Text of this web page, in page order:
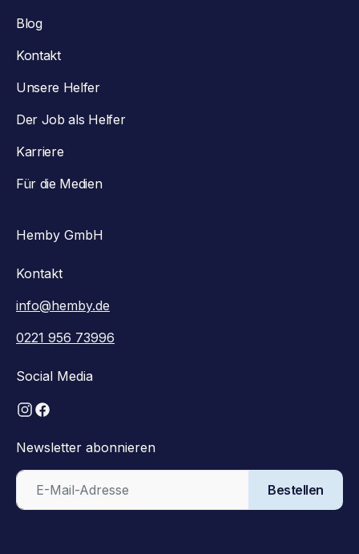
Blog
Kontakt
Unsere Helfer
Der Job als Helfer
Karriere
Für die Medien
Hemby GmbH
Kontakt
info@hemby.de
0221 956 73996
Social Media
Newsletter abonnieren
Bestellen